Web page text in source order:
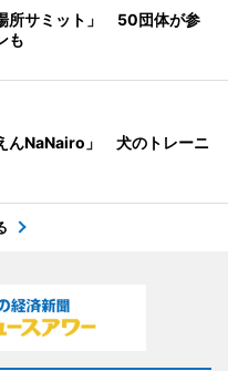
所サミット」 50団体が参
も
んNaNairo」 犬のトレーニ